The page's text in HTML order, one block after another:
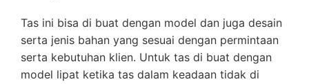
Tas ini bisa di buat dengan model dan juga desain
serta jenis bahan yang sesuai dengan permintaan
serta kebutuhan klien. Untuk tas di buat dengan
model lipat ketika tas dalam keadaan tidak di